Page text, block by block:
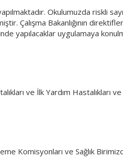
Okulumuzda riskli
Çalışma Bakanlığının
yapılacaklar uygulamaya
ve İlk Yardım Hastalıkları ve
Komisyonları ve Sağlık